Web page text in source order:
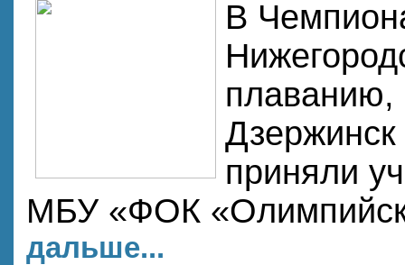
В
Дзержинск
приняли
МБУ «ФОК
дальше...